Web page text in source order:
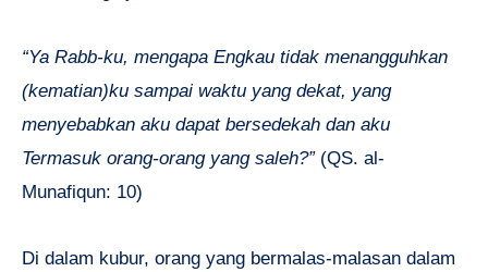
“Ya Rabb-ku, mengapa Engkau tidak menangguhkan
(kematian)ku sampai waktu yang dekat, yang
menyebabkan aku dapat bersedekah dan aku
Termasuk orang-orang yang saleh?” (QS. al-
Munafiqun: 10)
Di dalam kubur, orang yang bermalas-malasan dalam